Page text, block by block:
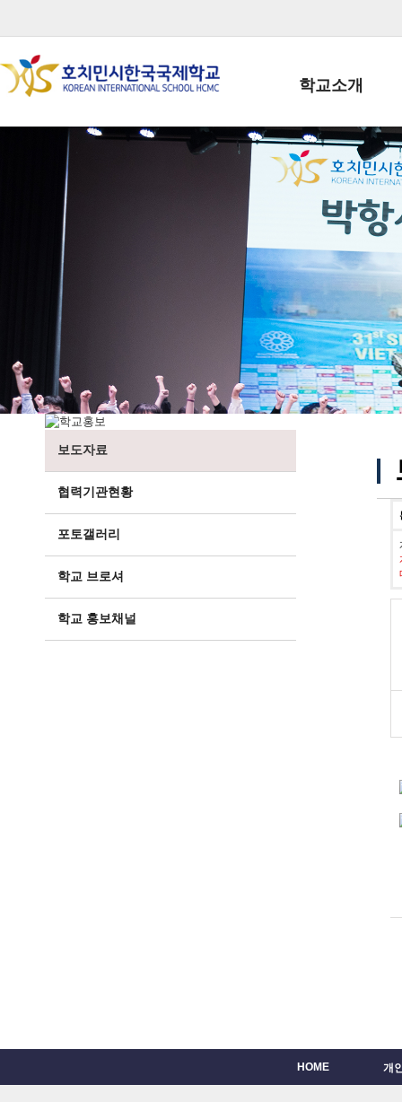
학교소개
학교장인사말
학생회장인사말
학교상징
학교 CI
교직원현황
학생현황
위치/전화
전경사진
보도자료
협력기관현황
포토갤러리
학교 브로셔
학교 홍보채널
HOME 개